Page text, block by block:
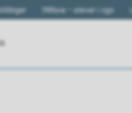
INNsia – elever i vgs